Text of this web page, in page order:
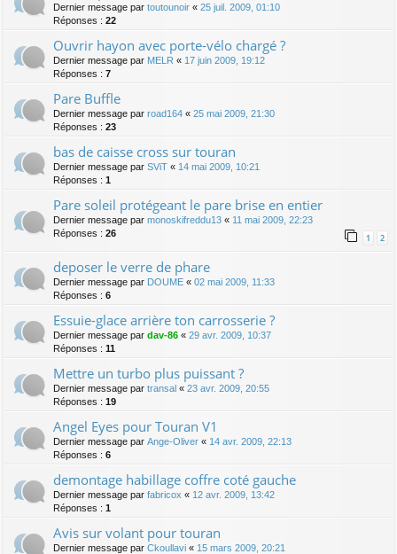
Dernier message par toutounoir « 25 juil. 2009, 01:10
Réponses : 22
Ouvrir hayon avec porte-vélo chargé ?
Dernier message par MELR « 17 juin 2009, 19:12
Réponses : 7
Pare Buffle
Dernier message par road164 « 25 mai 2009, 21:30
Réponses : 23
bas de caisse cross sur touran
Dernier message par SViT « 14 mai 2009, 10:21
Réponses : 1
Pare soleil protégeant le pare brise en entier
Dernier message par monoskifreddu13 « 11 mai 2009, 22:23
Réponses : 26 1 2
deposer le verre de phare
Dernier message par DOUME « 02 mai 2009, 11:33
Réponses : 6
Essuie-glace arrière ton carrosserie ?
Dernier message par dav-86 « 29 avr. 2009, 10:37
Réponses : 11
Mettre un turbo plus puissant ?
Dernier message par transal « 23 avr. 2009, 20:55
Réponses : 19
Angel Eyes pour Touran V1
Dernier message par Ange-Oliver « 14 avr. 2009, 22:13
Réponses : 6
demontage habillage coffre coté gauche
Dernier message par fabricox « 12 avr. 2009, 13:42
Réponses : 1
Avis sur volant pour touran
Dernier message par Ckoullavi « 15 mars 2009, 20:21